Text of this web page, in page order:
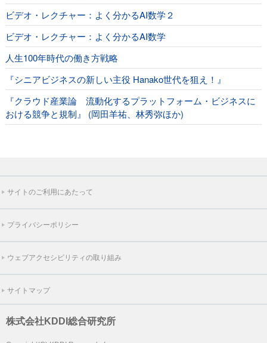
ビデオ・レクチャー：よく分かるAI数学２
ビデオ・レクチャー：よく分かるAI数学
人生100年時代の働き方戦略
『シニアビジネスの新しい主役 Hanako世代を狙え！』
『クラウド産業論 流動化するプラットフォーム・ビジネスに
おける競争と規制』 (岡田羊祐、林秀弥ほか)
サイトのご利用にあたって
プライバシーポリシー
ウェブアクセシビリティの取り組み
サイトマップ
株式会社KDDI総合研究所